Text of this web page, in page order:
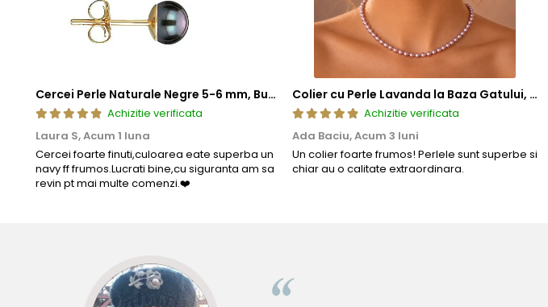
Cercei Perle Naturale Negre 5-6 mm, Buton AAA, Aur 14K (aur 585), Tip Șurub | KASKADDA®
Achizitie verificata
Laura S,Acum 1 luna
Cercei foarte finuti,culoarea eate superba un
navy ff frumos.Lucrati bine,cu siguranta am sa
revin pt mai multe comenzi.❤️
Colier cu Perle Lavanda la Baza Gatului, de 4-5 mm, Perle Rare, Calitate AAA+, Aur 14K | KASKADDA®
Achizitie verificata
Ada Baciu,Acum 3 luni
Un colier foarte frumos! Perlele sunt superbe si
chiar au o calitate extraordinara.